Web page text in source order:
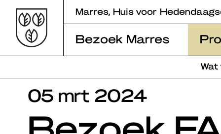
content
Marres, Huis voor
Bezoek Marres
Wat
05 mrt 2024